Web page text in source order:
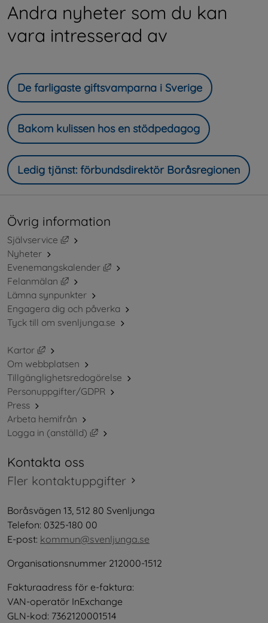
Andra nyheter som du kan
vara intresserad av
De farligaste giftsvamparna i Sverige
Bakom kulissen hos en stödpedagog
Ledig tjänst: förbundsdirektör Boråsregionen
Övrig information
Självservice
Länk till annan webbplats, öppnas i nytt fönster.
Nyheter
Evenemangskalender
Länk till annan webbplats, öppnas i
Felanmälan
Länk till annan webbplats, öppnas i nytt fönster.
Lämna synpunkter
Engagera dig och påverka
Tyck till om svenljunga.se
Kartor
Länk till annan webbplats, öppnas i nytt fönster.
Om webbplatsen
Tillgänglighetsredogörelse
Personuppgifter/GDPR
Press
Arbeta hemifrån
Logga in (anställd)
Länk till annan webbplats, öppnas i nytt
Kontakta oss
Fler kontaktuppgifter
Boråsvägen 13, 512 80 Svenljunga
Telefon: 0325-180 00
E-post: kommun@svenljunga.se
Organisationsnummer 212000-1512
Fakturaadress för e-faktura:
VAN-operatör InExchange
GLN-kod: 7362120001514